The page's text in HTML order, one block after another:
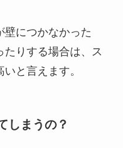
壁につかなかった
たりする場合は、ス
と言えます。
しまうの？